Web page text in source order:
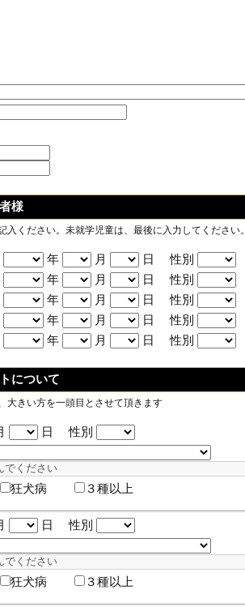
様
ください。未就学児童は、最後に入力してください。
年 月
日 性別
年 月
日 性別
年 月
日 性別
年 月
日 性別
年 月 日 性別
について
大きい方を一頭目とさせて頂きます
日 性別
狂犬病 ３種以上
日 性別
狂犬病 ３種以上